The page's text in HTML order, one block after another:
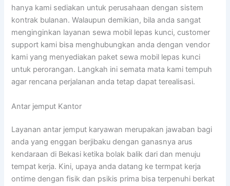
hanya kami sediakan untuk perusahaan dengan sistem
kontrak bulanan. Walaupun demikian, bila anda sangat
menginginkan layanan sewa mobil lepas kunci, customer
support kami bisa menghubungkan anda dengan vendor
kami yang menyediakan paket sewa mobil lepas kunci
untuk perorangan. Langkah ini semata mata kami tempuh
agar rencana perjalanan anda tetap dapat terealisasi.
Antar jemput Kantor
Layanan antar jemput karyawan merupakan jawaban bagi
anda yang enggan berjibaku dengan ganasnya arus
kendaraan di Bekasi ketika bolak balik dari dan menuju
tempat kerja. Kini, upaya anda datang ke termpat kerja
ontime dengan fisik dan psikis prima bisa terpenuhi berkat